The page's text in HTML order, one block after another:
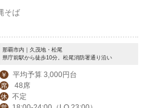
そば
那覇市内｜久茂地・松尾
県庁前駅から徒歩10分。松尾消防署通り沿い
￥ 平均予算 3,000円台
席 48席
休 不定